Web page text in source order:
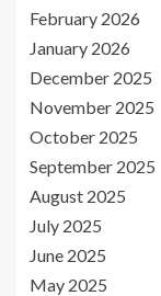
February 2026
January 2026
December 2025
November 2025
October 2025
September 2025
August 2025
July 2025
June 2025
May 2025